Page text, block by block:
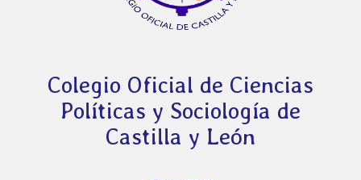
Colegio Oficial de Ciencias
Políticas y Sociología de
Castilla y León